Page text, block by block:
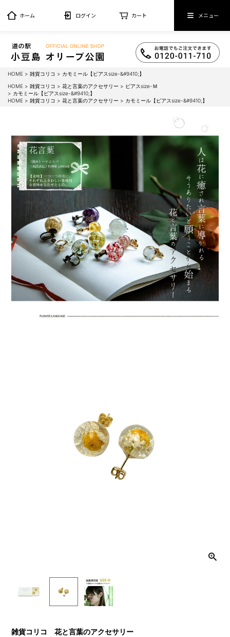
ホーム ログイン カート メニュー
HOME 雑貨コリコ
カモミール【ピアスsize-&#9410;】
HOME
雑貨コリコ 花と言葉のアクセサリー
ピアスsize-Ｍ
カモミール【ピアスsize-&#9410;】
HOME
雑貨コリコ 花と言葉のアクセサリー カモミール【ピアスsize-&#9410;】
雑貨コリコ 花と言葉のアクセサリー